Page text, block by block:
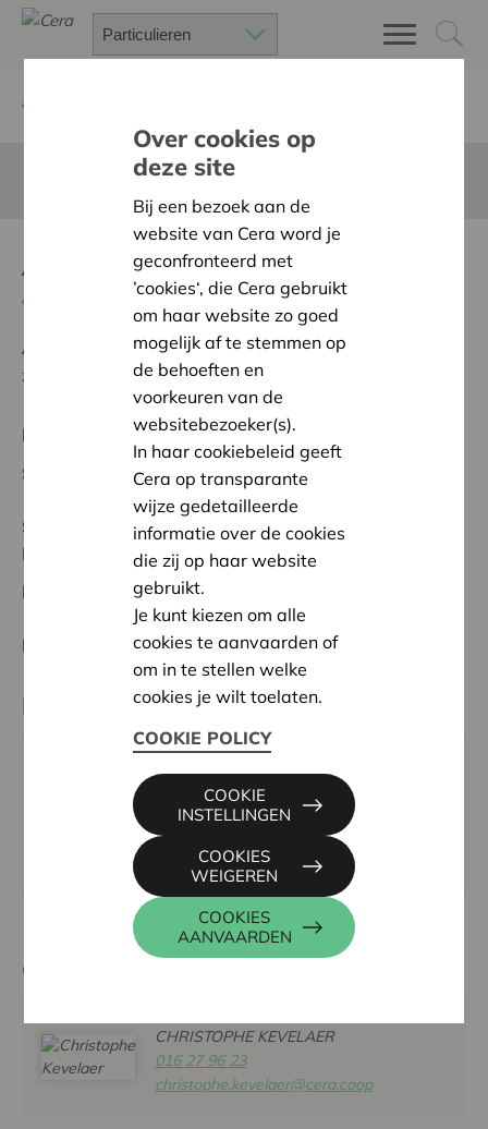
Deze pagina is niet vertaald in het Nederlands
AMO Le Cercle
Terug naar overzicht
Ambitie:
Een solidaire, respectvolle samenleving
zonder drempels
Regionaal Project
Startdatum:
18/02/2025
Status:
Volledig
Namur
Datum:
18/02/2025
Beslissing: Goedgekeurd
Partner
AMO LE CERCLE, RUE DU CENTRE 11, 5590 CINEY
083 21 57 29
amolecercle@gmail.com
www.amolecercle.be
Contactpersoon
CHRISTOPHE KEVELAER
016 27 96 23
christophe.kevelaer@cera.coop
Over cookies op
deze site
Bij een bezoek aan de
website van Cera word je
geconfronteerd met
’cookies‘, die Cera gebruikt
om haar website zo goed
mogelijk af te stemmen op
de behoeften en
voorkeuren van de
websitebezoeker(s).
In haar cookiebeleid geeft
Cera op transparante
wijze gedetailleerde
informatie over de cookies
die zij op haar website
gebruikt.
Je kunt kiezen om alle
cookies te aanvaarden of
om in te stellen welke
cookies je wilt toelaten.
COOKIE POLICY
COOKIES
AANVAARDEN
COOKIES
WEIGEREN
COOKIE
INSTELLINGEN